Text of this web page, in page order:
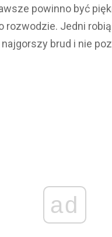
powinno być
rozwodzie. Jedni
brud i nie
ad